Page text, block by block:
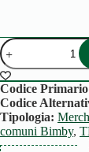
PRESINA
DA
CUCINA
quantità
Codice
Codice
Tipologia:
comuni Bimby,